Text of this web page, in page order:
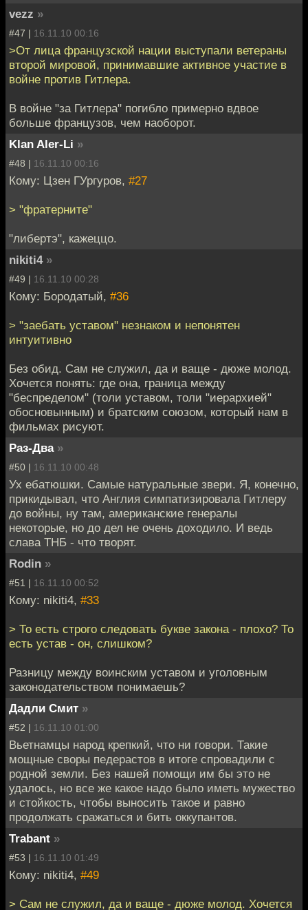
vezz »
#47 | 16.11.10 00:16
>От лица французской нации выступали ветераны
второй мировой, принимавшие активное участие в
войне против Гитлера.
В войне "за Гитлера" погибло примерно вдвое
больше французов, чем наоборот.
Klan Aler-Li »
#48 | 16.11.10 00:16
Кому: Цзен ГУргуров, #27
> "фратерните"
"либертэ", кажеццо.
nikiti4 »
#49 | 16.11.10 00:28
Кому: Бородатый, #36
> "заебать уставом" незнаком и непонятен
интуитивно
Без обид. Сам не служил, да и ваще - дюже молод.
Хочется понять: где она, граница между
"беспределом" (толи уставом, толи "иерархией"
обосновынным) и братским союзом, который нам в
фильмах рисуют.
Раз-Два »
#50 | 16.11.10 00:48
Ух ебатюшки. Самые натуральные звери. Я, конечно,
прикидывал, что Англия симпатизировала Гитлеру
до войны, ну там, американские генералы
некоторые, но до дел не очень доходило. И ведь
слава ТНБ - что творят.
Rodin »
#51 | 16.11.10 00:52
Кому: nikiti4, #33
> То есть строго следовать букве закона - плохо? То
есть устав - он, слишком?
Разницу между воинским уставом и уголовным
законодательством понимаешь?
Дадли Смит »
#52 | 16.11.10 01:00
Вьетнамцы народ крепкий, что ни говори. Такие
мощные своры педерастов в итоге спровадили с
родной земли. Без нашей помощи им бы это не
удалось, но все же какое надо было иметь мужество
и стойкость, чтобы выносить такое и равно
продолжать сражаться и бить оккупантов.
Trabant »
#53 | 16.11.10 01:49
Кому: nikiti4, #49
> Сам не служил, да и ваще - дюже молод. Хочется